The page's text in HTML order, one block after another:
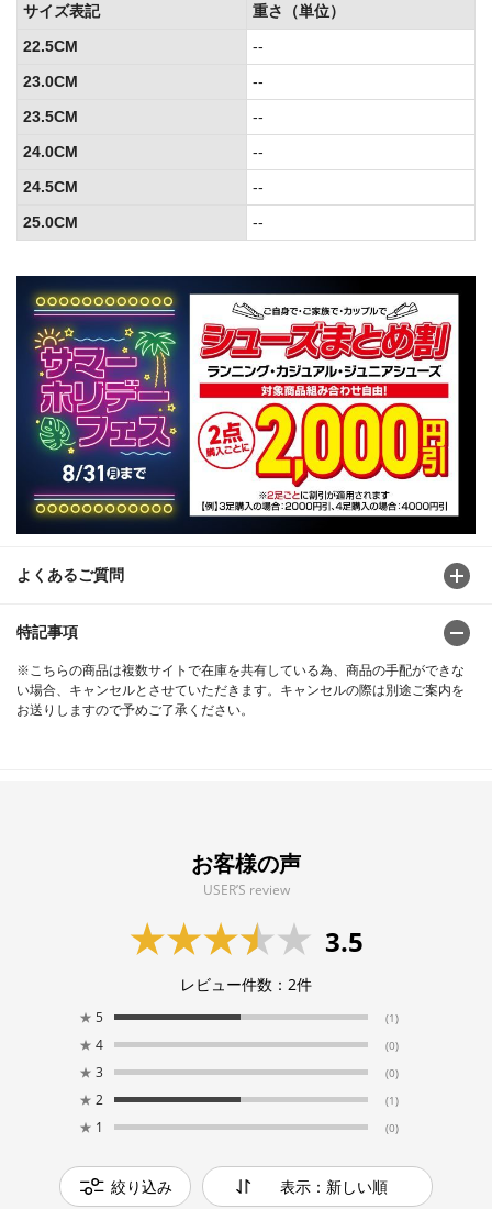
よくあるご質問
特記事項
※こちらの商品は複数サイトで在庫を共有している為、商品の手配ができな
い場合、キャンセルとさせていただきます。キャンセルの際は別途ご案内を
お送りしますので予めご了承ください。
サイズ表記
重さ（単位）
22.5CM
--
23.0CM
--
23.5CM
--
24.0CM
--
24.5CM
--
25.0CM
--
お客様の声
USER’S review
3.5
レビュー件数： 2件
★ 5 (1)
★ 4 (0)
★ 3 (0)
★ 2 (1)
★ 1 (0)
絞り込み 表示：新しい順